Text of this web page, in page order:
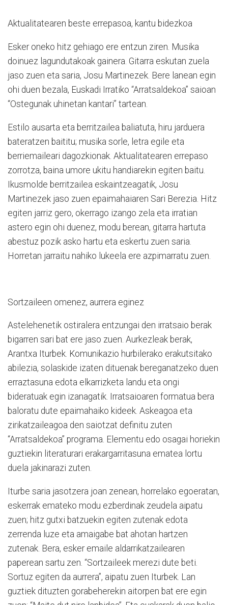
Aktualitatearen beste errepasoa, kantu bidezkoa
Esker oneko hitz gehiago ere entzun ziren. Musika
doinuez lagundutakoak gainera. Gitarra eskutan zuela
jaso zuen eta saria, Josu Martinezek. Bere lanean egin
ohi duen bezala, Euskadi Irratiko “Arratsaldekoa” saioan
“Ostegunak uhinetan kantari” tartean.
Estilo ausarta eta berritzailea baliatuta, hiru jarduera
bateratzen baititu; musika sorle, letra egile eta
berriemaileari dagozkionak. Aktualitatearen errepaso
zorrotza, baina umore ukitu handiarekin egiten baitu.
Ikusmolde berritzailea eskaintzeagatik, Josu
Martinezek jaso zuen epaimahaiaren Sari Berezia. Hitz
egiten jarriz gero, okerrago izango zela eta irratian
astero egin ohi duenez, modu berean, gitarra hartuta
abestuz pozik asko hartu eta eskertu zuen saria.
Horretan jarraitu nahiko lukeela ere azpimarratu zuen.
Sortzaileen omenez, aurrera eginez
Astelehenetik ostiralera entzungai den irratsaio berak
bigarren sari bat ere jaso zuen. Aurkezleak berak,
Arantxa Iturbek. Komunikazio hurbilerako erakutsitako
abilezia, solaskide izaten dituenak bereganatzeko duen
erraztasuna edota elkarrizketa landu eta ongi
bideratuak egin izanagatik. Irratsaioaren formatua bera
baloratu dute epaimahaiko kideek. Askeagoa eta
zirikatzaileagoa den saiotzat definitu zuten
“Arratsaldekoa” programa. Elementu edo osagai horiekin
guztiekin literaturari erakargarritasuna ematea lortu
duela jakinarazi zuten.
Iturbe saria jasotzera joan zenean, horrelako egoeratan,
eskerrak emateko modu ezberdinak zeudela aipatu
zuen; hitz gutxi batzuekin egiten zutenak edota
zerrenda luze eta amaigabe bat ahotan hartzen
zutenak. Bera, esker emaile aldarrikatzailearen
paperean sartu zen. “Sortzaileek merezi dute beti.
Sortuz egiten da aurrera”, aipatu zuen Iturbek. Lan
guztiek dituzten gorabeherekin aitorpen bat ere egin